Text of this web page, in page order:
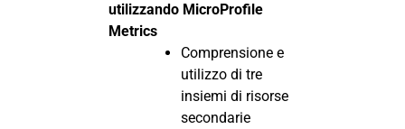
utilizzando MicroProfile
Metrics
Comprensione e
utilizzo di tre
insiemi di risorse
secondarie